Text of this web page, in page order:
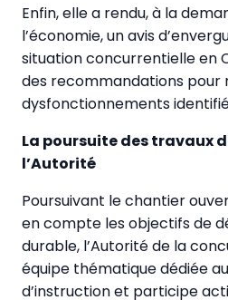
Enfin, elle a rendu, à la
l’économie, un avis
situation concurrentielle en
des recommandations pour
dysfonctionnements
La poursuite des travaux
l’Autorité
Poursuivant le chantier
en compte les objectifs de
durable, l’Autorité de la
équipe thématique dédiée
d’instruction et participe